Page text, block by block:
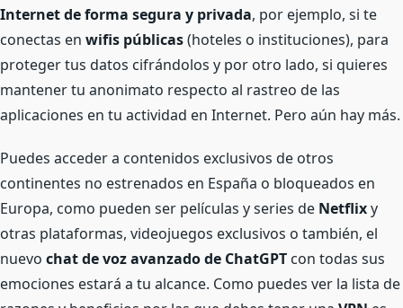
Internet de forma segura y privada, por ejemplo, si te
conectas en wifis públicas(hoteles o instituciones), para
proteger tus datos cifrándolos y por otro lado, si quieres
mantener tu anonimato respecto al rastreo de las
aplicaciones en tu actividad en Internet. Pero aún hay más.
Puedes acceder a contenidos exclusivos de otros
continentes no estrenados en España o bloqueados en
Europa, como pueden ser películas y series de Netflixy
otras plataformas, videojuegos exclusivos o también, el
nuevo chat de voz avanzado de ChatGPT con todas sus
emociones estará a tu alcance. Como puedes ver la lista de